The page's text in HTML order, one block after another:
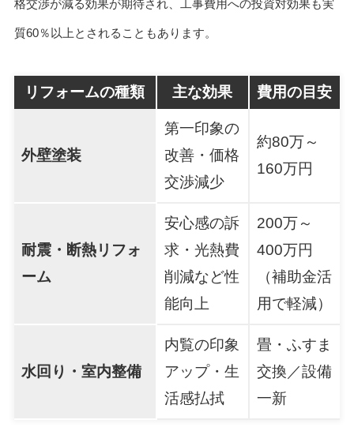
格交渉が減る効果が期待され、工事費用への投資対効果も実
質60％以上とされることもあります。
リフォームの種類 主な効果 費用の目安
外壁塗装
第一印象の
改善・価格
交渉減少
約80万～
160万円
耐震・断熱リフォ
ーム
安心感の訴
求・光熱費
削減など性
能向上
200万～
400万円
（補助金活
用で軽減）
水回り・室内整備
内覧の印象
アップ・生
活感払拭
畳・ふすま
交換／設備
一新